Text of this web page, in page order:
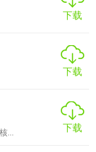
下载
下载
...
下载